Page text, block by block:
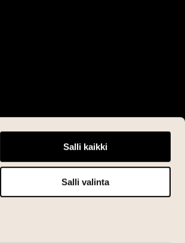
Salli kaikki
Salli valinta